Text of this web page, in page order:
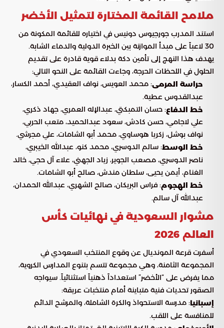
ملامح القائمة المختارة لتمثيل الأخضر
استند المدرب جورجيوس دونيس في اختياره للقائمة المكونة من
30 لاعباً على مبدأ الموازنة بين الخبرة الدولية والدماء الشابة.
يهدف هذا النهج إلى تأمين دكة بدلاء قوية قادرة على تقديم
الحلول في اللحظات الحرجة، وجاءت القائمة على النحو التالي:
حراسة المرمى: محمد العويس، نواف العقيدي، أحمد الكسار،
عبدالقدوس عطية.
خط الدفاع: حسان التمبكتي، عبدالإله العمري، جهاد ذكري،
علي لاجامي، حسن كادش، سعود عبدالحميد، متعب الحربي،
نواف بوشل، زكريا هوساوي، محمد أبو الشامات، علي مجرشي.
خط الوسط: سالم الدوسري، محمد كنو، عبدالله الخيبري،
ناصر الدوسري، مصعب الجوير، زياد الجهني، علاء آل حجي، خالد
الغنام، أيمن يحيى، سلطان مندش، صالح أبو الشامات.
خط الهجوم: فراس البريكان، صالح الشهري، عبدالله الحمدان،
عبدالله آل سالم.
مشوار السعودية في نهائيات كأس
العالم 2026
أسفرت قرعة المونديال عن وقوع المنتخب السعودي في
المجموعة الثامنة، وهي مجموعة تتسم بتنوع المدارس الكروية،
مما يفرض على “الأخضر” استعداداً ذهنياً استثنائياً. سيواجه
الصقور تحديات فنية متباينة أمام منتخبات عريقة:
إسبانيا: مدرسة الاستحواذ والكرة الشاملة، والمرشح الدائم
للمنافسة على اللقب.